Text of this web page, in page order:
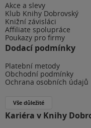
Akce a slevy
Klub Knihy Dobrovský
Knižní závisláci
Affiliate spolupráce
Poukazy pro firmy
Dodací podmínky
Platební metody
Obchodní podmínky
Ochrana osobních údajů
Vše důležité
Kariéra v Knihy